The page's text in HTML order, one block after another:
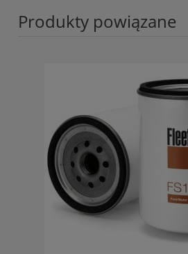
Produkty powiązane